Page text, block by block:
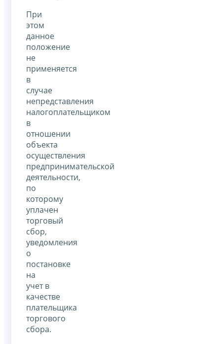
При
этом
данное
положение
не
применяется
в
случае
непредставления
налогоплательщиком
в
отношении
объекта
осуществления
предпринимательской
деятельности,
по
которому
уплачен
торговый
сбор,
уведомления
о
постановке
на
учет в
качестве
плательщика
торгового
сбора.